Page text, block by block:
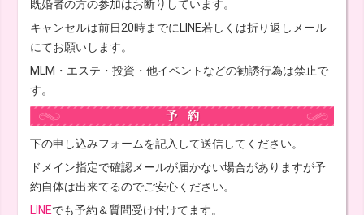
既婚者の方の参加はお断りしています。
キャンセルは前日20時までにLINE若しくは折り返しメール
にてお願いします。
MLM・エステ・投資・他イベントなどの勧誘行為は禁止で
す。
下の申し込みフォームを記入して送信してください。
ドメイン指定で確認メールが届かない場合がありますが予
約自体は出来てるのでご安心ください。
LINEでも予約＆質問受け付けてます。